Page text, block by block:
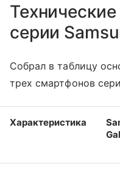
серии
Собрал в таблицу
трех смартфонов
Характеристика